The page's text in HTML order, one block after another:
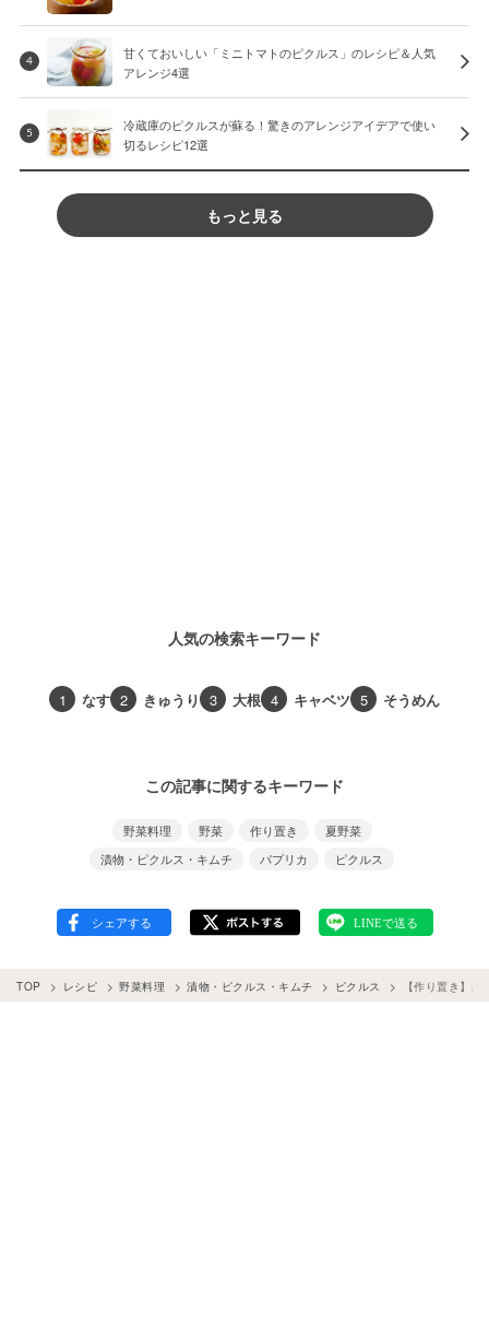
4
甘くておいしい「ミニトマトのピクルス」のレシピ＆人気
アレンジ4選
5
冷蔵庫のピクルスが蘇る！驚きのアレンジアイデアで使い
切るレシピ12選
もっと見る
人気の検索キーワード
1 なす 2 きゅうり 3 大根 4 キャベツ 5 そうめん
この記事に関するキーワード
野菜料理 野菜 作り置き
夏野菜
漬物・ピクルス・キムチ
パプリカ ピクルス
TOP レシピ 野菜料理 漬物・ピクルス・キムチ ピクルス 【作り置き】